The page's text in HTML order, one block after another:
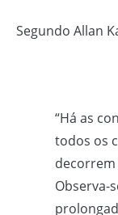
Segundo Allan
“Há as
todos os
Observa-